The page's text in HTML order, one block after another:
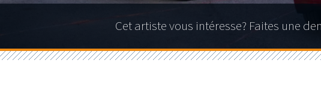
Cet artiste vous intéresse? Faites une